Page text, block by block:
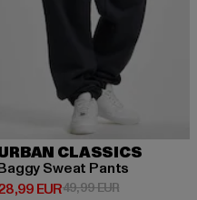
49,99 EUR
CLASSICS
Sweat Pants
EUR
courant: 28,99 EUR
49,99 EURPrix en